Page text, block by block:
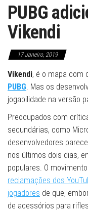
PUBG
Vikendi
17 Janeiro, 2019
Vikendi, é o mapa com
PUBG. Mas os
jogabilidade na versão
Preocupados com
secundárias, como
desenvolvedores
nos últimos dois dias,
populares. O
reclamações dos
jogadores de que,
de acessórios para